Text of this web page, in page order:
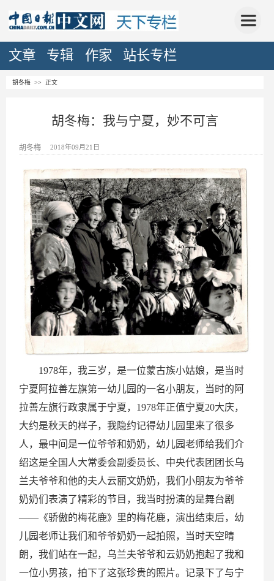
文章 专辑 作家 站长专栏
胡冬梅 >> 正文
胡冬梅：我与宁夏，妙不可言
胡冬梅 2018年09月21日
1978年，我三岁，是一位蒙古族小姑娘，是当时
宁夏阿拉善左旗第一幼儿园的一名小朋友，当时的阿
拉善左旗行政隶属于宁夏，1978年正值宁夏20大庆，
大约是秋天的样子，我隐约记得幼儿园里来了很多
人，最中间是一位爷爷和奶奶，幼儿园老师给我们介
绍这是全国人大常委会副委员长、中央代表团团长乌
兰夫爷爷和他的夫人云丽文奶奶，我们小朋友为爷爷
奶奶们表演了精彩的节目，我当时扮演的是舞台剧
——《骄傲的梅花鹿》里的梅花鹿，演出结束后，幼
儿园老师让我们和爷爷奶奶一起拍照，当时天空晴
朗，我们站在一起，乌兰夫爷爷和云奶奶抱起了我和
一位小男孩，拍下了这张珍贵的照片。记录下了与宁